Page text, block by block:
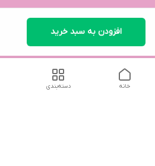
افزودن به سبد خرید
دسته‌بندی خانه